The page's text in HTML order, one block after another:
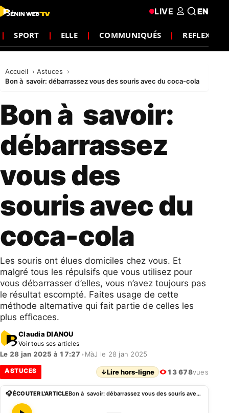
SPORT ELLE COMMUNIQUÉS REFLEXION
LIVE EN
Accueil
Astuces
Bon à savoir: débarrassez vous des souris avec du coca-cola
Bon à savoir:
débarrassez
vous des
souris avec du
coca-cola
Les souris ont élues domiciles chez vous. Et
malgré tous les répulsifs que vous utilisez pour
vous débarrasser d’elles, vous n’avez toujours pas
le résultat escompté. Faites usage de cette
méthode alternative qui fait partie de celles les
plus efficaces.
Claudia DIANOU
Voir tous ses articles
Le 28 jan 2025 à 17:27 • MàJ le 28 jan 2025
ASTUCES ↓Lire hors-ligne 13 678vues
🎧 ÉCOUTER L'ARTICLE Bon à savoir: débarrassez vous des souris avec du coca-cola